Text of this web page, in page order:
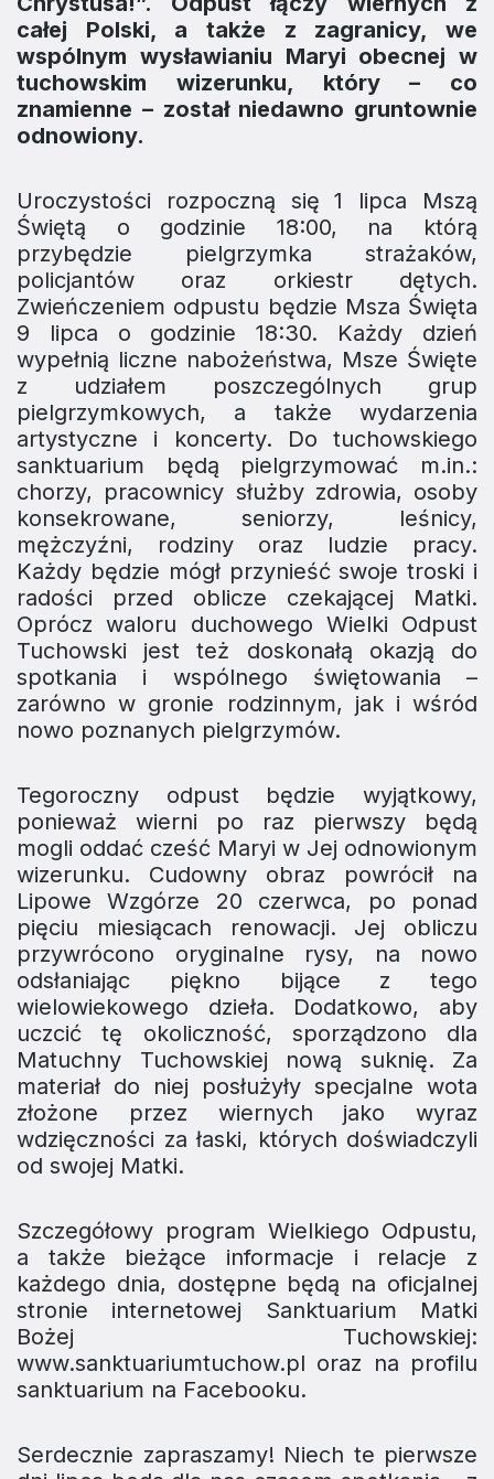
całej Polski, a także z zagranicy, we
wspólnym wysławianiu Maryi obecnej w
tuchowskim wizerunku, który – co
znamienne – został niedawno gruntownie
odnowiony.
​Uroczystości rozpoczną się 1 lipca Mszą
Świętą o godzinie 18:00, na którą
przybędzie pielgrzymka strażaków,
policjantów oraz orkiestr dętych.
Zwieńczeniem odpustu będzie Msza Święta
9 lipca o godzinie 18:30. Każdy dzień
wypełnią liczne nabożeństwa, Msze Święte
z udziałem poszczególnych grup
pielgrzymkowych, a także wydarzenia
artystyczne i koncerty. Do tuchowskiego
sanktuarium będą pielgrzymować m.in.:
chorzy, pracownicy służby zdrowia, osoby
konsekrowane, seniorzy, leśnicy,
mężczyźni, rodziny oraz ludzie pracy.
Każdy będzie mógł przynieść swoje troski i
radości przed oblicze czekającej Matki.
Oprócz waloru duchowego Wielki Odpust
Tuchowski jest też doskonałą okazją do
spotkania i wspólnego świętowania –
zarówno w gronie rodzinnym, jak i wśród
nowo poznanych pielgrzymów.
​Tegoroczny odpust będzie wyjątkowy,
ponieważ wierni po raz pierwszy będą
mogli oddać cześć Maryi w Jej odnowionym
wizerunku. Cudowny obraz powrócił na
Lipowe Wzgórze 20 czerwca, po ponad
pięciu miesiącach renowacji. Jej obliczu
przywrócono oryginalne rysy, na nowo
odsłaniając piękno bijące z tego
wielowiekowego dzieła. Dodatkowo, aby
uczcić tę okoliczność, sporządzono dla
Matuchny Tuchowskiej nową suknię. Za
materiał do niej posłużyły specjalne wota
złożone przez wiernych jako wyraz
wdzięczności za łaski, których doświadczyli
od swojej Matki.
​Szczegółowy program Wielkiego Odpustu,
a także bieżące informacje i relacje z
każdego dnia, dostępne będą na oficjalnej
stronie internetowej Sanktuarium Matki
Bożej Tuchowskiej:
www.sanktuariumtuchow.pl oraz na profilu
sanktuarium na Facebooku.
​Serdecznie zapraszamy! Niech te pierwsze